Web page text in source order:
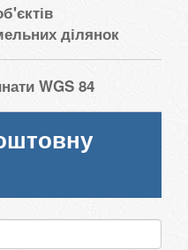
ділянок
WGS 84